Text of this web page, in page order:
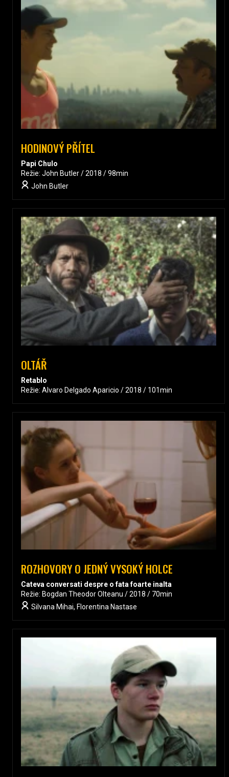
HODINOVÝ PŘÍTEL
Papi Chulo
Režie: John Butler / 2018 / 98min
John Butler
OLTÁŘ
Retablo
Režie: Alvaro Delgado Aparicio / 2018 / 101min
ROZHOVORY O JEDNÝ VYSOKÝ HOLCE
Cateva conversati despre o fata foarte inalta
Režie: Bogdan Theodor Olteanu / 2018 / 70min
Silvana Mihai, Florentina Nastase